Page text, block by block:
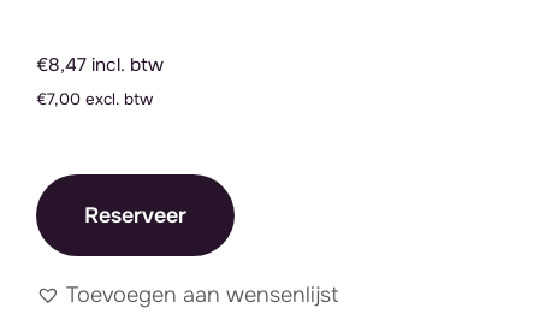
€8,47 incl. btw
€7,00 excl. btw
Reserveer
Toevoegen aan wensenlijst